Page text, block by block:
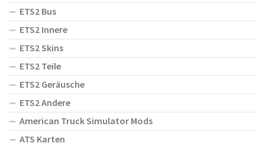
ETS2 Bus
ETS2 Innere
ETS2 Skins
ETS2 Teile
ETS2 Geräusche
ETS2 Andere
American Truck Simulator Mods
ATS Karten